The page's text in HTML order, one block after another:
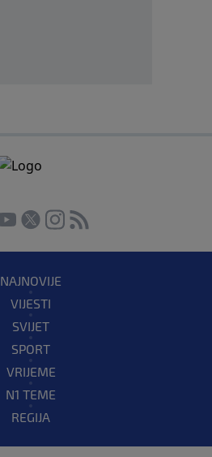
NAJNOVIJE
VIJESTI
SVIJET
SPORT
VRIJEME
N1 TEME
REGIJA